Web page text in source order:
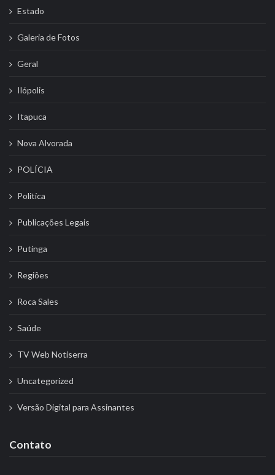
Estado
Galeria de Fotos
Geral
Ilópolis
Itapuca
Nova Alvorada
POLÍCIA
Politíca
Publicações Legais
Putinga
Regiões
Roca Sales
Saúde
TV Web Notiserra
Uncategorized
Versão Digital para Assinantes
Contato